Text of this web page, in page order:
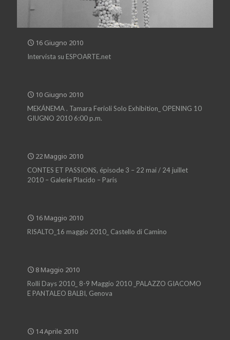
16 Giugno 2010
Intervista su ESPOARTE.net
10 Giugno 2010
MEKÁNEMA . Tamara Ferioli Solo Exhibition_ OPENING 10
GIUGNO 2010 6:00 p.m.
22 Maggio 2010
CONTES ET PASSIONS, épisode 3 – 22 mai / 24 juillet
2010 – Galerie Placido – Paris
16 Maggio 2010
RISALTO_16 maggio 2010_ Castello di Camino
8 Maggio 2010
Rolli Days 2010_ 8-9 Maggio 2010 _PALAZZO GIACOMO
E PANTALEO BALBI, Genova
14 Aprile 2010